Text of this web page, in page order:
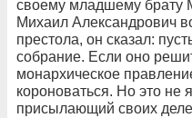
своему младшему брату
Михаил Александрович
престола, он сказал:
собрание. Если оно
монархическое
короноваться. Но это не
присылающий своих